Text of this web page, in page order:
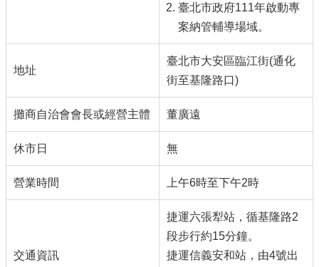
臺北市政府111年啟動專
案納管輔導場域。
地址
臺北市大安區臨江街(通化
街至基隆路口)
攤商自治會會長或經營主體 董廣遠
休市日 無
營業時間 上午6時至下午2時
交通資訊
捷運六張犁站，循基隆路2
段步行約15分鐘。
捷運信義安和站，由4號出